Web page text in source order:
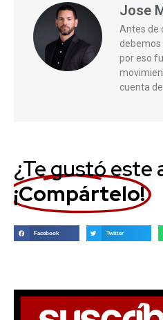
Jose
Antes de
debemos
por eso
cuenta
¿Te gustó este
¡Compártelo!
Facebook Twitter